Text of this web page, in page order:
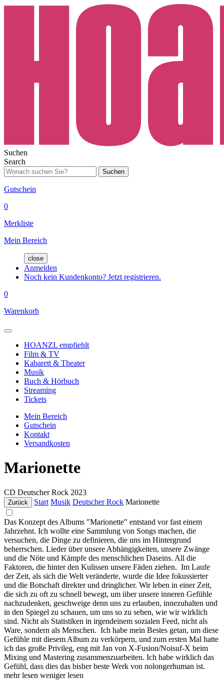
Suchen
Search
Suchen
Gutschein
0
Merkliste
Mein Bereich
close
Anmelden
Noch kein Kundenkonto? Jetzt registrieren.
0
Warenkorb
HOANZL empfiehlt
Film & TV
Kabarett & Theater
Musik
Buch & Hörbuch
Streaming
Tickets
Mein Bereich
Gutschein
Kontakt
Versandkosten
Marionette
CD Deutscher Rock 2023
Zurück Start Musik Deutscher Rock Marionette
Das Konzept des Albums "Marionette" entstand vor fast einem
Jahrzehnt. Ich wollte eine Sammlung von Songs machen, die
versuchen, die Dinge zu definieren, die uns im Hintergrund
beherrschen. Lieder über unsere Abhängigkeiten, unsere Zwänge
und die Nöte und Kämpfe des menschlichen Daseins. All die
Faktoren, die hinter den Kulissen unsere Fäden ziehen. Im Laufe
der Zeit, als sich die Welt veränderte, wurde die Idee fokussierter
und die Botschaft direkter und dringlicher. Wir leben in einer Zeit,
die sich zu oft zu schnell bewegt, um über unsere inneren Gefühle
nachzudenken, geschweige denn uns zu erlauben, innezuhalten und
in den Spiegel zu schauen, um uns so zu sehen, wie wir wirklich
sind. Nicht als Statistiken in irgendeinem sozialen Feed, nicht als
Ware, sondern als Menschen. Ich habe mein Bestes getan, um diese
Gefühle mit diesem Album zu verkörpern, und zum ersten Mal hatte
ich das große Privileg, eng mit Jan von X-Fusion/Noisuf-X beim
Mixing und Mastering zusammenzuarbeiten. Ich habe wirklich das
Gefühl, dass dies das bisher beste Werk von nolongerhuman ist.
mehr lesen weniger lesen